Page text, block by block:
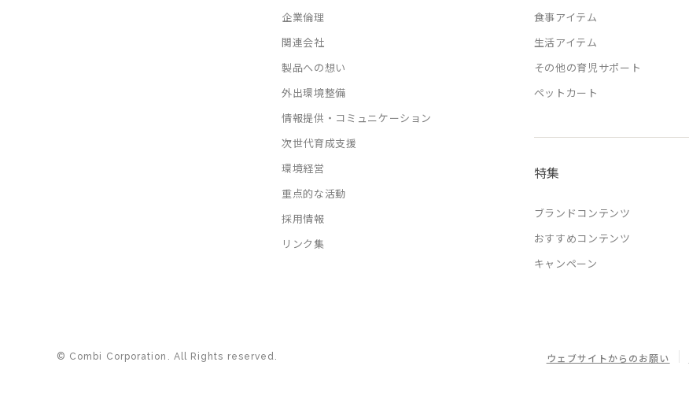
企業倫理
関連会社
製品への想い
外出環境整備
情報提供・コミュニケーション
次世代育成支援
環境経営
重点的な活動
採用情報
リンク集
食事アイテム
生活アイテム
その他の育児サポート
ペットカート
特集
ブランドコンテンツ
おすすめコンテンツ
キャンペーン
© Combi Corporation. All Rights reserved. ウェブサイトからのお願い